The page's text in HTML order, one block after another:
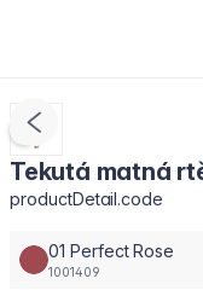
Tekutá matná
productDetail.code
01 Perfect Rose
1001409